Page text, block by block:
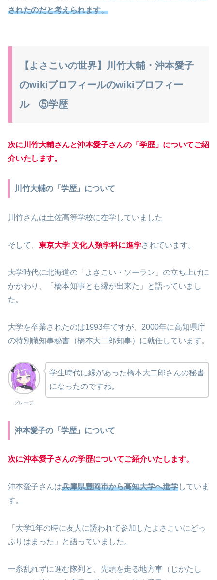
されたのだと考えられます。
【よさこいの世界】川竹大輔・沖本愛子
のwikiプロフィールのwikiプロフィー
ル ⑤学歴
次に川竹大輔さんと沖本愛子さんの「学歴」についてご紹
介いたします。
川竹大輔の「学歴」について
川竹さんは土佐高等学校に在学していました
そして、 東京大学 文化人類学科に進学されています。
大学時代に北海道の「よさこい・ソーラン」の立ち上げに
かかわり、「橋本知事とも縁が出来た」と語っていまし
た。
大学を卒業されたのは1993年ですが、2000年に高知県庁
の特別職知事秘書（橋本大二郎知事）に就任しています。
グレープ
学生時代に縁があった橋本大二郎さんの秘書
になったのですね。
沖本愛子の「学歴」について
次に沖本愛子さんの学歴についてご紹介いたします。
沖本愛子さんは兵庫県豊岡市から高知大学へ進学していま
す。
「大学1年の時に友人に誘われて参加したよさこいにどっ
ぷりはまった」と語っていました。
一糸乱れずに進む隊列と、先頭を走る地方車（じかたし